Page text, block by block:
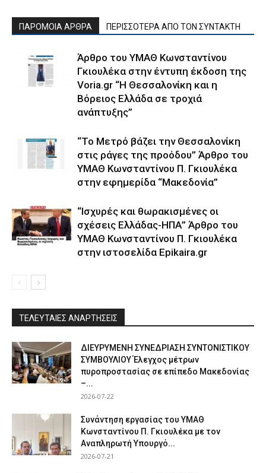
ΠΑΡΟΜΟΙΑ ΑΡΘΡΑ ΠΕΡΙΣΣΟΤΕΡΑ ΑΠΟ ΤΟΝ ΣΥΝΤΑΚΤΗ
Άρθρο του ΥΜΑΘ Κωνσταντίνου
Γκιουλέκα στην έντυπη έκδοση της
Voria.gr “Η Θεσσαλονίκη και η
Βόρειος Ελλάδα σε τροχιά
ανάπτυξης”
“Το Μετρό βάζει την Θεσσαλονίκη
στις ράγες της προόδου” Άρθρο του
ΥΜΑΘ Κωνσταντίνου Π. Γκιουλέκα
στην εφημερίδα “Μακεδονία”
“Ισχυρές και θωρακισμένες οι
σχέσεις Ελλάδας-ΗΠΑ” Άρθρο του
ΥΜΑΘ Κωνσταντίνου Π. Γκιουλέκα
στην ιστοσελίδα Epikaira.gr
ΤΕΛΕΥΤΑΙΕΣ ΑΝΑΡΤΗΣΕΙΣ
ΔΙΕΥΡΥΜΕΝΗ ΣΥΝΕΔΡΙΑΣΗ ΣΥΝΤΟΝΙΣΤΙΚΟΥ
ΣΥΜΒΟΥΛΙΟΥ Έλεγχος μέτρων
πυροπροστασίας σε επίπεδο Μακεδονίας
–...
2026-07-22
Συνάντηση εργασίας του ΥΜΑΘ
Κωνσταντίνου Π. Γκιουλέκα με τον
Αναπληρωτή Υπουργό...
2026-07-21